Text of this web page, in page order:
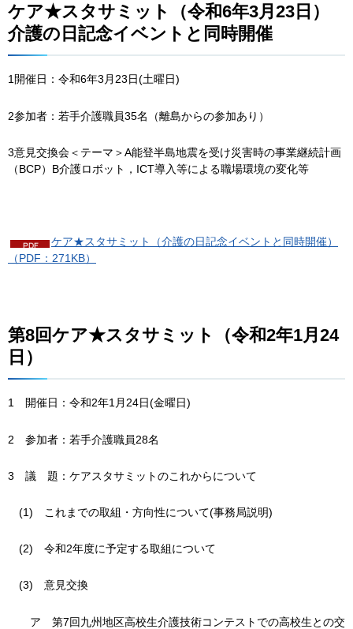
ケア★スタサミット（令和6年3月23日）
介護の日記念イベントと同時開催
1開催日：令和6年3月23日(土曜日)
2参加者：若手介護職員35名（離島からの参加あり）
3意見交換会＜テーマ＞A能登半島地震を受け災害時の事業継続計画
（BCP）B介護ロボット，ICT導入等による職場環境の変化等
ケア★スタサミット（介護の日記念イベントと同時開催）
（PDF：271KB）
第8回ケア★スタサミット（令和2年1月24
日）
1 開催日：令和2年1月24日(金曜日)
2 参加者：若手介護職員28名
3 議 題 ：ケアスタサミットのこれからについて
(1) これまでの取組・方向性について(事務局説明)
(2) 令和2年度に予定する取組について
(3) 意見交換
ア
第7回九州地区高校生介護技術コンテストでの高校生との交